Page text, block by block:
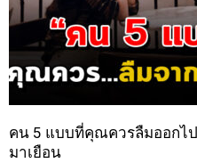
คน 5 แบบที่คุณควรลืมออกไ
มาเยือน